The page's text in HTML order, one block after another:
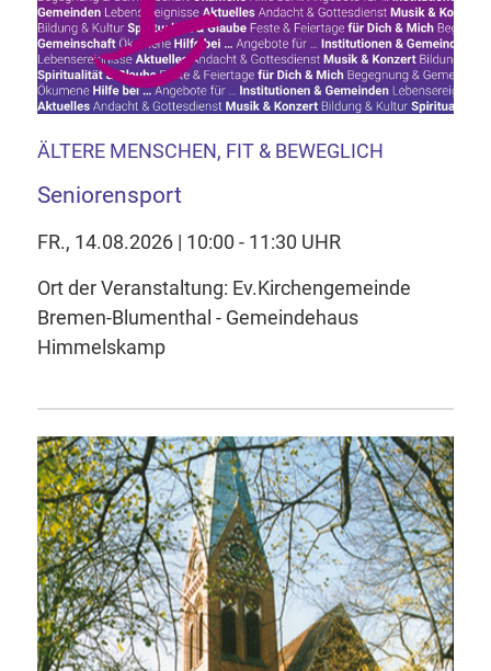
ÄLTERE MENSCHEN, FIT & BEWEGLICH
Seniorensport
FR., 14.08.2026 | 10:00 - 11:30 UHR
Ort der Veranstaltung: Ev.Kirchengemeinde
Bremen-Blumenthal - Gemeindehaus
Himmelskamp